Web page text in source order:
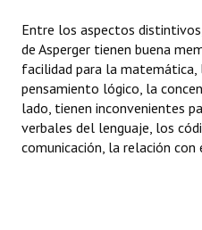
Entre los aspectos
de Asperger tienen buena
facilidad para la
pensamiento lógico, la
lado, tienen inconvenientes
verbales del lenguaje, los
comunicación, la relación